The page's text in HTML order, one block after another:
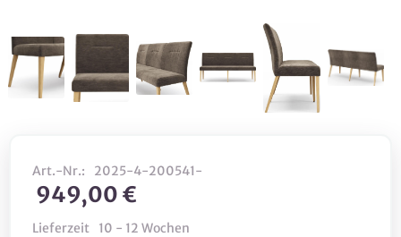
Art.-Nr.: 2025-4-200541-
949,00 €
Lieferzeit 10 - 12 Wochen